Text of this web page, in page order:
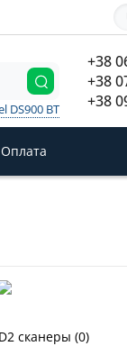
+38
+38
+38
DS900 BT
Оплата
сканеры (0)